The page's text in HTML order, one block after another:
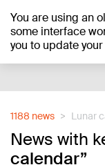
You are using an
some interface
you to update
+25
1188 news Lunar
News with
calendar”